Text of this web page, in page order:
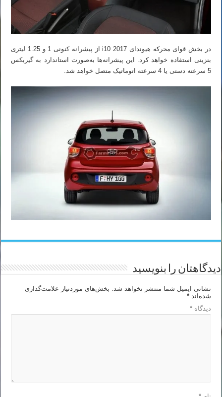
در بخش قوای محرکه هیوندای i10 2017 از پیشرانه کنونی 1 و 1.25 لیتری
بنزینی استفاده خواهد کرد. این پیشرانه‌ها به‌صورت استاندارد به گیربکس
5 سرعته دستی یا 4 سرعته اتوماتیک متصل خواهد شد.
دیدگاهتان را بنویسید
نشانی ایمیل شما منتشر نخواهد شد.
بخش‌های موردنیاز علامت‌گذاری
شده‌اند*
دیدگاه*